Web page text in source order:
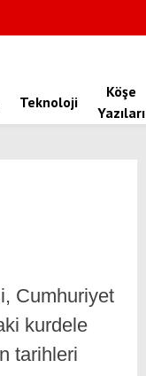
Teknoloji
Köşe
Yazıları
Cumhuriyet
kurdele
tarihleri